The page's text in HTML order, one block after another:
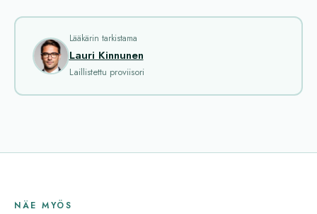
Lääkärin tarkistama
Lauri Kinnunen
Laillistettu proviisori
NÄE MYÖS